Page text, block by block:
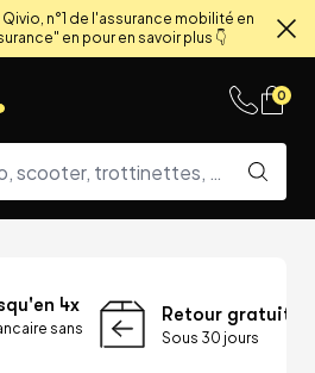
n°1 de l'assurance mobilité en
en pour en savoir plus 👇
0
4x
sans
Retour gratuit
Sous 30 jours